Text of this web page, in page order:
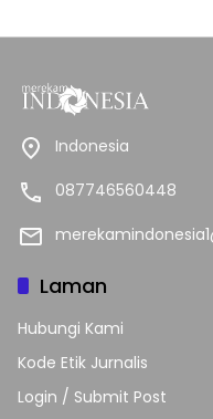
Indonesia
087746560448
Laman
Hubungi Kami
Kode Etik Jurnalis
Login / Submit Post